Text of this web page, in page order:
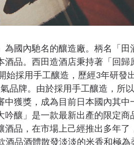
國內馳名的釀造廠。柄名「田
品。西田造酒店秉持著「回歸
始採用手工釀造，歷經3年研發
品牌。由於採用手工釀造，所
獲獎，成為目前日本國內其中
釀」是一款最新出產的限定商
品，在市場上己經推出多年了
品酒體散發淡淡的米香和極為